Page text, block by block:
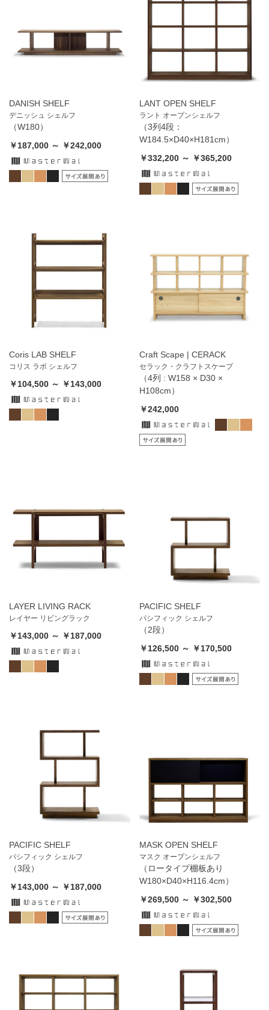
DANISH SHELF
デニッシュ シェルフ
（W180）
￥187,000 ～ ￥242,000
LANT OPEN SHELF
ラント オープンシェルフ
（3列4段：
W184.5×D40×H181cm）
￥332,200 ～ ￥365,200
Coris LAB SHELF
コリス ラボ シェルフ
￥104,500 ～ ￥143,000
Craft Scape | CERACK
セラック・クラフトスケープ
（4列 : W158 × D30 ×
H108cm）
￥242,000
LAYER LIVING RACK
レイヤー リビングラック
￥143,000 ～ ￥187,000
PACIFIC SHELF
パシフィック シェルフ
（2段）
￥126,500 ～ ￥170,500
PACIFIC SHELF
パシフィック シェルフ
（3段）
￥143,000 ～ ￥187,000
MASK OPEN SHELF
マスク オープンシェルフ
（ロータイプ棚板あり
W180×D40×H116.4cm）
￥269,500 ～ ￥302,500